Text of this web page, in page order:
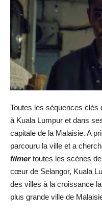
Toutes les séquences clés
à Kuala Lumpur et dans
capitale de la Malaisie. A
parcouru la ville et a
filmertoutes les scènes
cœur de Selangor, Kuala
des villes à la croissance
plus grande ville de